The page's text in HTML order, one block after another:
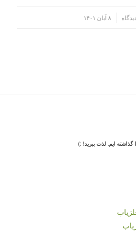
۸ آبان ۱۴۰۱
گذاشته ایم. لذت ببرید! :)